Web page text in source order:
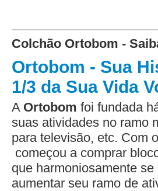
Colchão Ortobom -
Ortobom - Sua
1/3 da Sua Vida
A Ortobom foi fundada
suas atividades no ramo
para televisão, etc. Com
começou a comprar
que harmoniosamente
aumentar seu ramo de